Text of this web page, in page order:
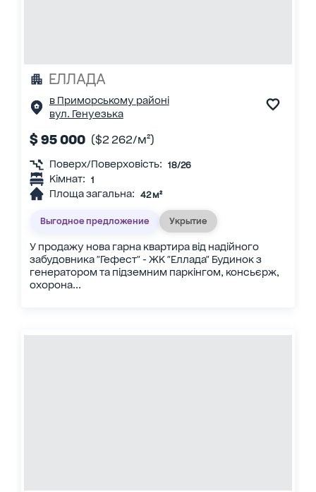
ЕЛЛАДА
в Приморському районі
вул. Генуезька
$ 95 000 ($2 262/м²)
Поверх/Поверховість: 18/26
Кімнат: 1
Площа загальна: 42 м²
Выгодное предложение Укрытие
У продажу нова гарна квартира від надійного
забудовника "Гефест" - ЖК "Еллада" Будинок з
генератором та підземним паркінгом, консьєрж,
охорона...